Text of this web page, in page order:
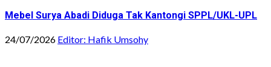
Mebel Surya Abadi Diduga Tak Kantongi SPPL/UKL-UPL
24/07/2026 Editor: Hafik Umsohy